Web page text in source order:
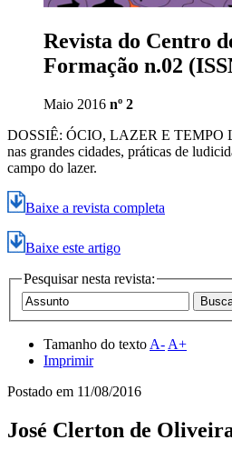
Revista do Centro
Formação n.02
Maio 2016 nº 2
DOSSIÊ: ÓCIO, LAZER E TEMPO
nas grandes cidades, práticas de
campo do lazer.
Baixe a revista completa
Baixe este artigo
Pesquisar nesta revista:
Tamanho do texto A- A+
Imprimir
Postado em 11/08/2016
José Clerton de